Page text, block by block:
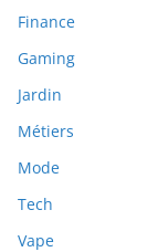
Finance
Gaming
Jardin
Métiers
Mode
Tech
Vape